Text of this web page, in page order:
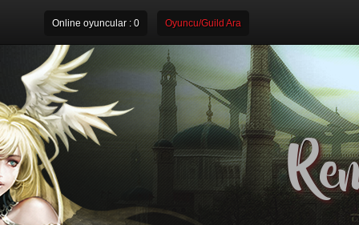
Online oyuncular : 0 Oyuncu/Guild Ara